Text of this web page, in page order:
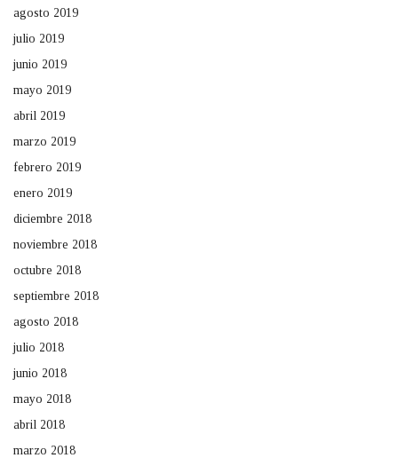
agosto 2019
julio 2019
junio 2019
mayo 2019
abril 2019
marzo 2019
febrero 2019
enero 2019
diciembre 2018
noviembre 2018
octubre 2018
septiembre 2018
agosto 2018
julio 2018
junio 2018
mayo 2018
abril 2018
marzo 2018